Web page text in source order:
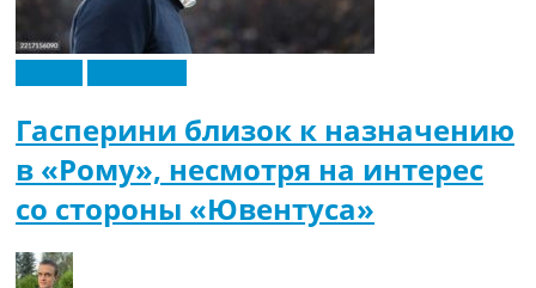
Гасперини близок к назначению
в «Рому», несмотря на интерес
со стороны «Ювентуса»